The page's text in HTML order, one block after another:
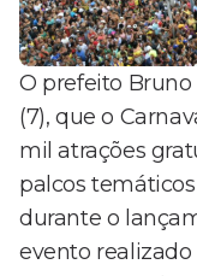
O prefeito Bruno
(7), que o
mil atrações
palcos
durante o
evento